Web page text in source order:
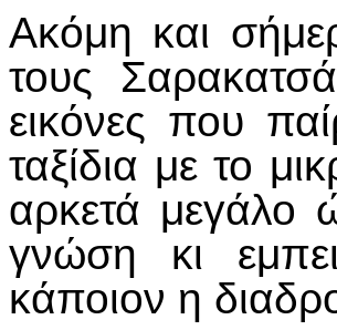
Ακόμη και
τους
εικόνες που
ταξίδια με το
αρκετά μεγάλο
γνώση κι
κάποιον η